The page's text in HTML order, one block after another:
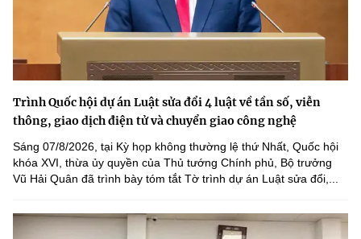
Trình Quốc hội dự án Luật sửa đổi 4 luật về tần số, viễn
thông, giao dịch điện tử và chuyển giao công nghệ
Sáng 07/8/2026, tại Kỳ họp không thường lệ thứ Nhất, Quốc hội
khóa XVI, thừa ủy quyền của Thủ tướng Chính phủ, Bộ trưởng
Vũ Hải Quân đã trình bày tóm tắt Tờ trình dự án Luật sửa đổi,...